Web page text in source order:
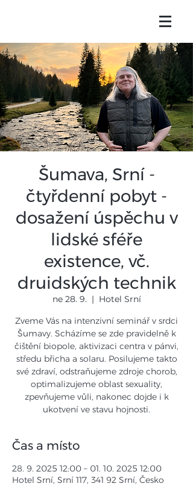
Šumava, Srní -
čtyřdenní pobyt -
dosažení úspěchu v
lidské sféře
existence, vč.
druidských technik
ne 28. 9.
  |
Hotel Srní
Zveme Vás na intenzivní seminář v srdci
Šumavy. Scházíme se zde pravidelně k
čištění biopole, aktivizaci centra v pánvi,
středu břicha a solaru. Posilujeme takto
své zdraví, odstraňujeme zdroje chorob,
optimalizujeme oblast sexuality,
zpevňujeme vůli, nakonec dojde i k
ukotvení ve stavu hojnosti.
Čas a místo
28. 9. 2025 12:00 – 01. 10. 2025 12:00
Hotel Srní, Srní 117, 341 92 Srní, Česko